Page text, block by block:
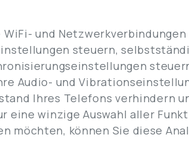
WiFi- und
steuern,
Audio- und
Ihres Telefons verhindern
eine winzige Auswahl aller
möchten, können Sie diese